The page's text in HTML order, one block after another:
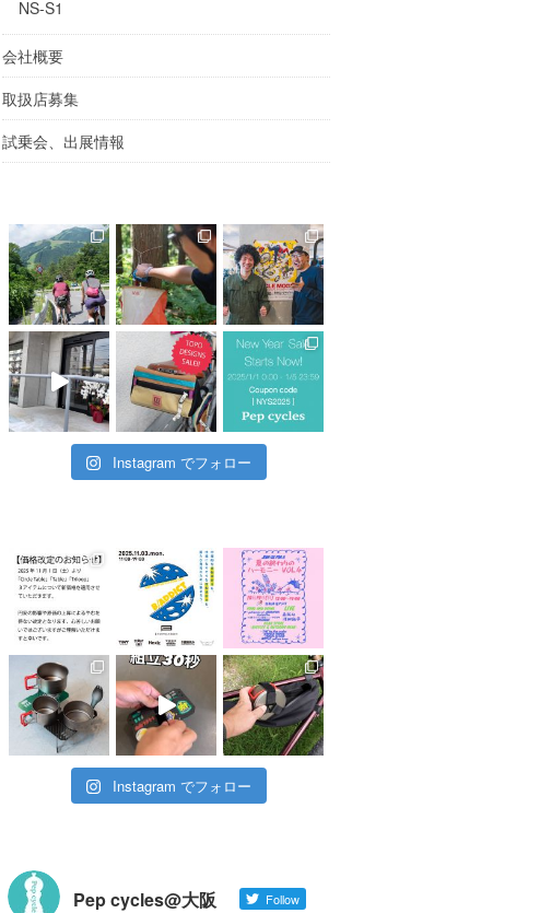
NS-S1
会社概要
取扱店募集
試乗会、出展情報
Instagram でフォロー
Instagram でフォロー
Pep cycles@大阪 Follow